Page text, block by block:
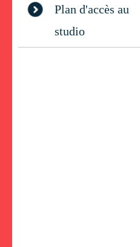
Plan d'accès au
studio